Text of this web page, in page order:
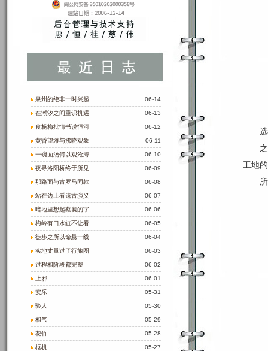
06-14
泉州的绝非一时兴起
06-13
在潮汐之间重识机遇
06-12
食杨梅批情书说恒河
06-11
黄昏望滩与拂晓观象
06-10
一碗面汤何以观沧海
06-09
夜寻洛阳桥终于所见
06-08
那路面与古罗马同款
06-07
站在边上看遗古演义
06-06
暗地里想起蔡襄的字
06-05
梅岭有口水缸不让看
06-04
徒步之所以命悬一线
06-03
实地丈量过了行旅图
06-02
过程和阶段都完整
06-01
上邪
05-31
安乐
05-30
验人
05-29
和气
05-28
花竹
05-27
枢机
工地